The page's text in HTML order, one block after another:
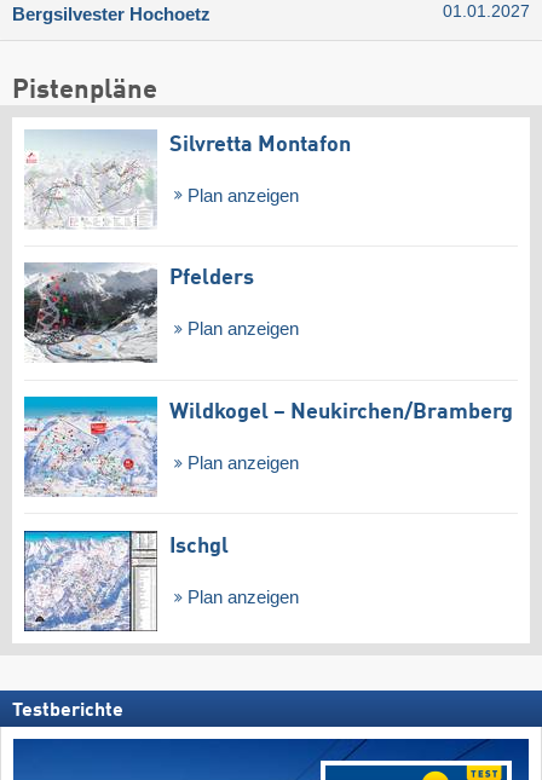
Bergsilvester Hochoetz
01.01.2027
Pistenpläne
Silvretta Montafon
Plan anzeigen
Pfelders
Plan anzeigen
Wildkogel – Neukirchen/​Bramberg
Plan anzeigen
Ischgl
Plan anzeigen
Testberichte